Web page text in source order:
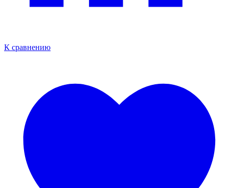
К сравнению